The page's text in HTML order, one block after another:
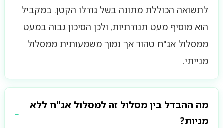
לתשואה הכוללת מתונה בשל גודלו הקטן. במקביל
הוא מוסיף מעט תנודתיות, ולכן הסיכון גבוה במעט
ממסלול אג"ח טהור אך נמוך משמעותית ממסלול
מנייתי.
מה ההבדל בין מסלול זה למסלול אג"ח ללא
מניות?